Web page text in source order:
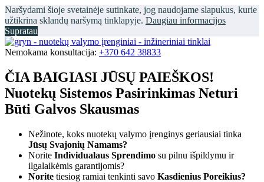
Naršydami šioje svetainėje sutinkate, jog naudojame slapukus, kurie
užtikrina sklandų naršymą tinklapyje. Daugiau informacijos
Supratau
Nemokama konsultacija: +370 642 38833
ČIA BAIGIASI JŪSŲ PAIEŠKOS!
Nuotekų Sistemos Pasirinkimas Neturi
Būti Galvos Skausmas
Nežinote, koks nuotekų valymo įrenginys geriausiai tinka
Jūsų Svajonių Namams?
Norite Individualaus Sprendimo su pilnu išpildymu ir
ilgalaikėmis garantijomis?
Norite tiesiog ramiai tenkinti savo Kasdienius Poreikius?